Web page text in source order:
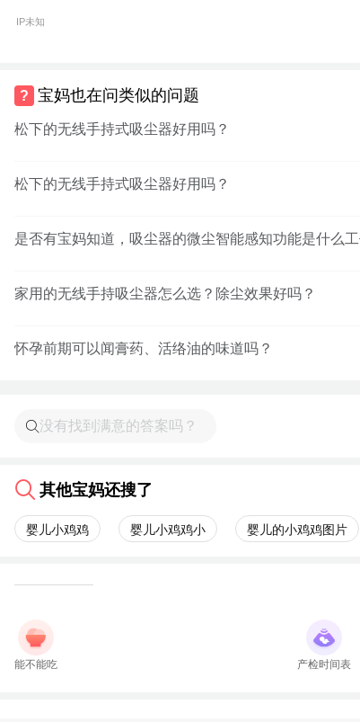
IP未知
宝妈也在问类似的问题
松下的无线手持式吸尘器好用吗？
松下的无线手持式吸尘器好用吗？
是否有宝妈知道，吸尘器的微尘智能感知功能是什么工
家用的无线手持吸尘器怎么选？除尘效果好吗？
怀孕前期可以闻膏药、活络油的味道吗？
其他宝妈还搜了
婴儿小鸡鸡 婴儿小鸡鸡小 婴儿的小鸡鸡图片
能不能吃 产检时间表